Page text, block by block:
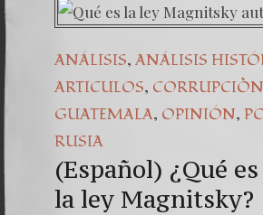
ANÁLISIS, ANÁLISIS
ARTICULOS, CORRUPCIÒN
GUATEMALA, OPINIÓN,
RUSIA
(Español) ¿Qué es
la ley Magnitsky?